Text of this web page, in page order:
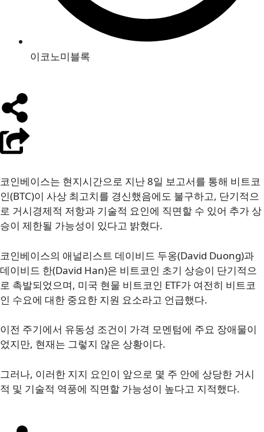
이코노미블록
코인베이스는 현지시간으로 지난 8일 보고서를 통해 비트코
인(BTC)이 사상 최고치를 경신했음에도 불구하고, 단기적으
로 거시경제적 저항과 기술적 요인에 직면할 수 있어 추가 상
승이 제한될 가능성이 있다고 밝혔다.
코인베이스의 애널리스트 데이비드 두옹(David Duong)과
데이비드 한(David Han)은 비트코인 초기 상승이 단기적으
로 촉발되었으며, 미국 현물 비트코인 ETF가 여전히 비트코
인 수요에 대한 중요한 지원 요소라고 언급했다.
이전 주기에서 유동성 조건이 가격 모멘텀에 주요 장애물이
었지만, 현재는 그렇지 않은 상황이다.
그러나, 이러한 지지 요인이 앞으로 몇 주 안에 상당한 거시
적 및 기술적 역풍에 직면할 가능성이 높다고 지적했다.